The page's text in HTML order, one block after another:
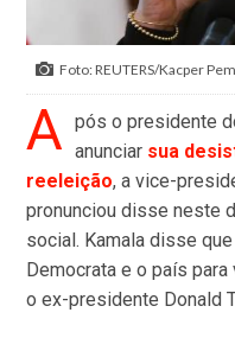
Foto: REUTERS/Kacper
A
pós o presidente
anunciar sua
reeleição, a vice-
pronunciou disse neste
social. Kamala disse
Democrata e o país
o ex-presidente Donald